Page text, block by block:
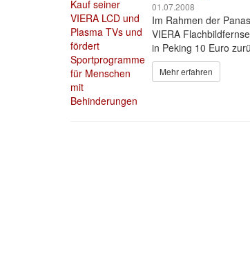
01.07.2008
Im Rahmen der
VIERA
in Peking 10 Euro
Mehr erfahren